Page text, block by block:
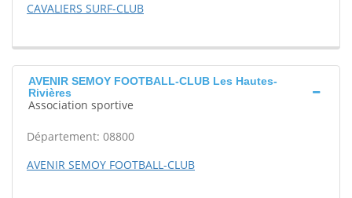
CAVALIERS SURF-CLUB
AVENIR SEMOY FOOTBALL-CLUB Les Hautes-
Rivières
Association sportive
Département: 08800
AVENIR SEMOY FOOTBALL-CLUB